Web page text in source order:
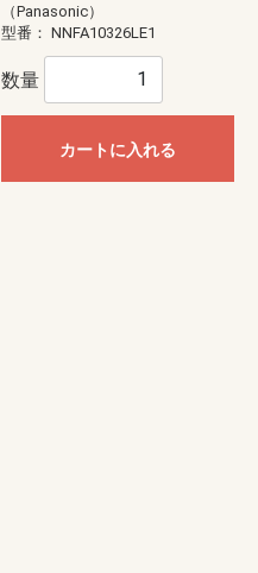
（Panasonic）
型番： NNFA10326LE1
数量
カートに入れる